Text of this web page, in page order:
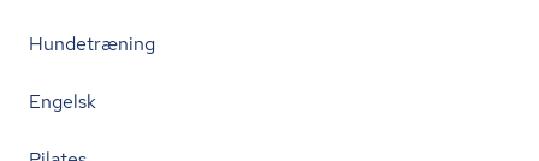
Hundetræning
Engelsk